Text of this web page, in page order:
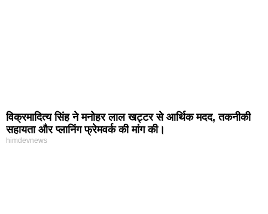
विक्रमादित्य सिंह ने मनोहर लाल खट्टर से आर्थिक मदद, तकनीकी
सहायता और प्लानिंग फ्रेमवर्क की मांग की।
himdevnews